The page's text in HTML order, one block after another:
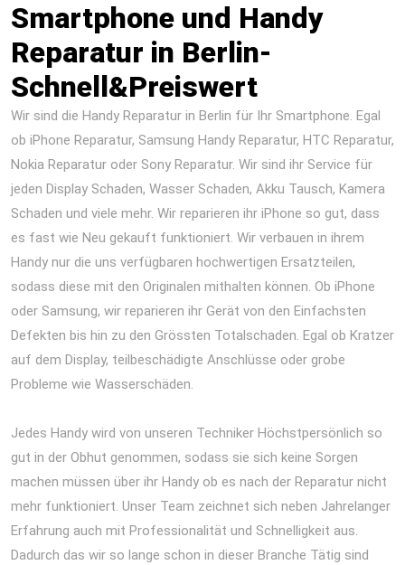
Smartphone und Handy
Reparatur in Berlin-
Schnell&Preiswert
Wir sind die Handy Reparatur in Berlin für Ihr Smartphone. Egal
ob iPhone Reparatur, Samsung Handy Reparatur, HTC Reparatur,
Nokia Reparatur oder Sony Reparatur. Wir sind ihr Service für
jeden Display Schaden, Wasser Schaden, Akku Tausch, Kamera
Schaden und viele mehr. Wir reparieren ihr iPhone so gut, dass
es fast wie Neu gekauft funktioniert. Wir verbauen in ihrem
Handy nur die uns verfügbaren hochwertigen Ersatzteilen,
sodass diese mit den Originalen mithalten können. Ob iPhone
oder Samsung, wir reparieren ihr Gerät von den Einfachsten
Defekten bis hin zu den Grössten Totalschaden. Egal ob Kratzer
auf dem Display, teilbeschädigte Anschlüsse oder grobe
Probleme wie Wasserschäden.
Jedes Handy wird von unseren Techniker Höchstpersönlich so
gut in der Obhut genommen, sodass sie sich keine Sorgen
machen müssen über ihr Handy ob es nach der Reparatur nicht
mehr funktioniert. Unser Team zeichnet sich neben Jahrelanger
Erfahrung auch mit Professionalität und Schnelligkeit aus.
Dadurch das wir so lange schon in dieser Branche Tätig sind